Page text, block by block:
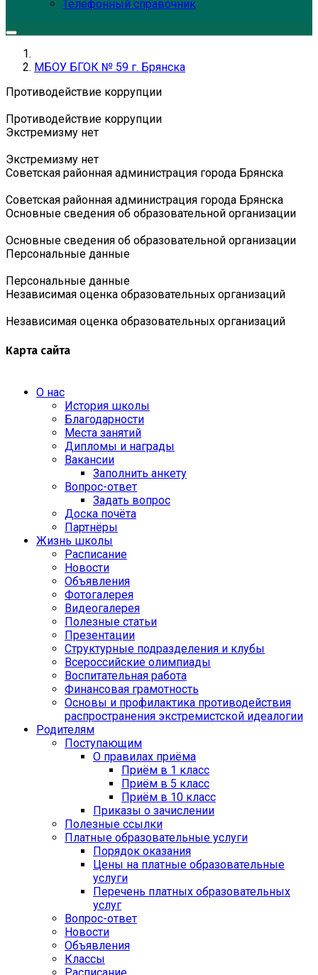
Телефонный справочник
МБОУ БГОК № 59 г. Брянска
Противодействие коррупции
Противодействие коррупции
Экстремизму нет
Экстремизму нет
Советская районная администрация города Брянска
Советская районная администрация города Брянска
Основные сведения об образовательной организации
Основные сведения об образовательной организации
Персональные данные
Персональные данные
Независимая оценка образовательных организаций
Независимая оценка образовательных организаций
Карта сайта
О нас
История школы
Благодарности
Места занятий
Дипломы и награды
Вакансии
Заполнить анкету
Вопрос-ответ
Задать вопрос
Доска почёта
Партнёры
Жизнь школы
Расписание
Новости
Объявления
Фотогалерея
Видеогалерея
Полезные статьи
Презентации
Структурные подразделения и клубы
Всероссийские олимпиады
Воспитательная работа
Финансовая грамотность
Основы и профилактика противодействия
распространения экстремистской идеалогии
Родителям
Поступающим
О правилах приёма
Приём в 1 класс
Приём в 5 класс
Приём в 10 класс
Приказы о зачислении
Полезные ссылки
Платные образовательные услуги
Порядок оказания
Цены на платные образовательные
услуги
Перечень платных образовательных
услуг
Вопрос-ответ
Новости
Объявления
Классы